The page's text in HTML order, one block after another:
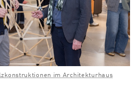
im Architekturhaus